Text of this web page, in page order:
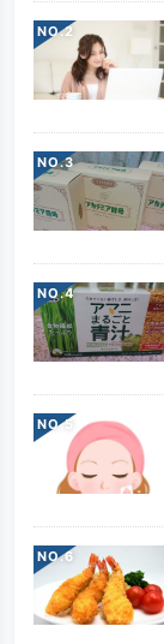
NO.
NO.
NO.
NO.
NO.